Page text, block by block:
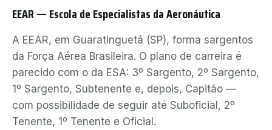
EEAR — Escola de Especialistas da Aeronáutica
A EEAR, em Guaratinguetá (SP), forma sargentos
da Força Aérea Brasileira. O plano de carreira é
parecido com o da ESA: 3º Sargento, 2º Sargento,
1º Sargento, Subtenente e, depois, Capitão —
com possibilidade de seguir até Suboficial, 2º
Tenente, 1º Tenente e Oficial.